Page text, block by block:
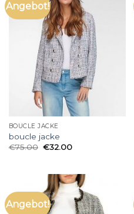
Angebot!
BOUCLE JACKE
boucle jacke
€75.00 €32.00
Angebot!